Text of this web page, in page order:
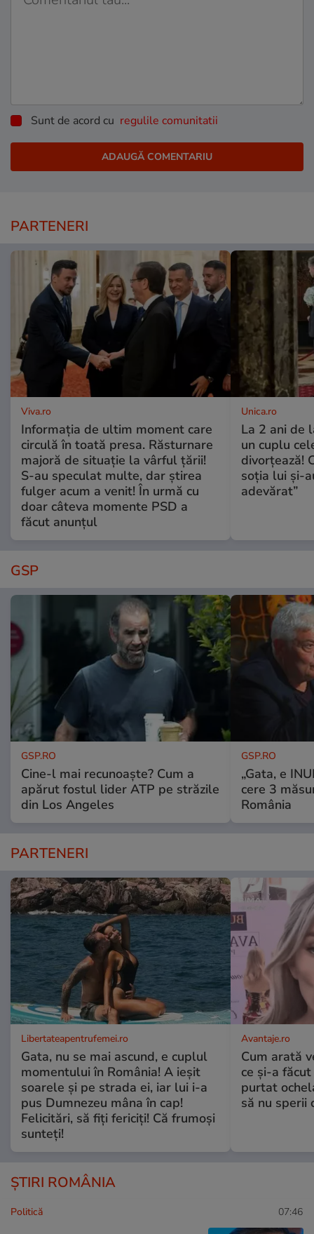
Sunt de acord cu regulile comunitatii
PARTENERI
Viva.ro
Informația de ultim moment care
circulă în toată presa. Răsturnare
majoră de situație la vârful țării!
S-au speculat multe, dar știrea
fulger acum a venit! În urmă cu
doar câteva momente PSD a
făcut anunțul
Unica.ro
La 2 ani de
un cuplu
divorțează!
soția lui și-
adevărat”
GSP
GSP.RO
Cine-l mai recunoaște? Cum a
apărut fostul lider ATP pe străzile
din Los Angeles
GSP.RO
„Gata, e
cere 3
România
PARTENERI
Libertateapentrufemei.ro
Gata, nu se mai ascund, e cuplul
momentului în România! A ieșit
soarele și pe strada ei, iar lui i-a
pus Dumnezeu mâna în cap!
Felicitări, să fiți fericiți! Că frumoși
sunteți!
Avantaje.ro
Cum arată
ce și-a
purtat
să nu sperii
ȘTIRI ROMÂNIA
Politică 07:46